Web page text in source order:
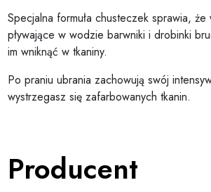
Specjalna formuła chusteczek sprawia, że
pływające w wodzie barwniki i drobinki
im wniknąć w tkaniny.
Po praniu ubrania zachowują swój
wystrzegasz się zafarbowanych tkanin.
Producent